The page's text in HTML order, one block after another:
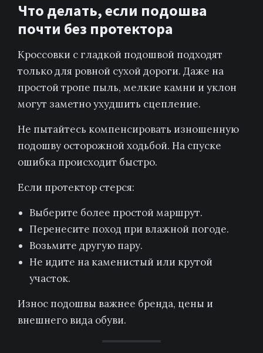
Что делать, если подошва
почти без протектора
Кроссовки с гладкой подошвой подходят
только для ровной сухой дороги. Даже на
простой тропе пыль, мелкие камни и уклон
могут заметно ухудшить сцепление.
Не пытайтесь компенсировать изношенную
подошву осторожной ходьбой. На спуске
ошибка происходит быстро.
Если протектор стерся:
Выберите более простой маршрут.
Перенесите поход при влажной погоде.
Возьмите другую пару.
Не идите на каменистый или крутой
участок.
Износ подошвы важнее бренда, цены и
внешнего вида обуви.